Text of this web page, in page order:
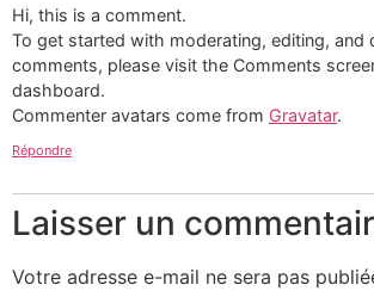
Hi, this is a comment.
To get started with moderating, editing, and
comments, please visit the Comments
dashboard.
Commenter avatars come from Gravatar.
Répondre
Laisser un
Votre adresse e-mail ne sera pas